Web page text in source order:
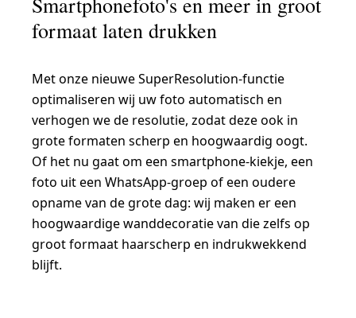
formaat laten drukken
Met onze nieuwe SuperResolution-functie
optimaliseren wij uw foto automatisch en
verhogen we de resolutie, zodat deze ook in
grote formaten scherp en hoogwaardig oogt.
Of het nu gaat om een smartphone-kiekje, een
foto uit een WhatsApp-groep of een oudere
opname van de grote dag: wij maken er een
hoogwaardige wanddecoratie van die zelfs op
groot formaat haarscherp en indrukwekkend
blijft.